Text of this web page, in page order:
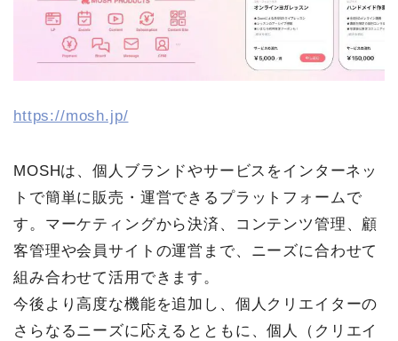
https://mosh.jp/
MOSHは、個人ブランドやサービスをインターネッ
トで簡単に販売・運営できるプラットフォームで
す。マーケティングから決済、コンテンツ管理、顧
客管理や会員サイトの運営まで、ニーズに合わせて
組み合わせて活用できます。
今後より高度な機能を追加し、個人クリエイターの
さらなるニーズに応えるとともに、個人（クリエイ